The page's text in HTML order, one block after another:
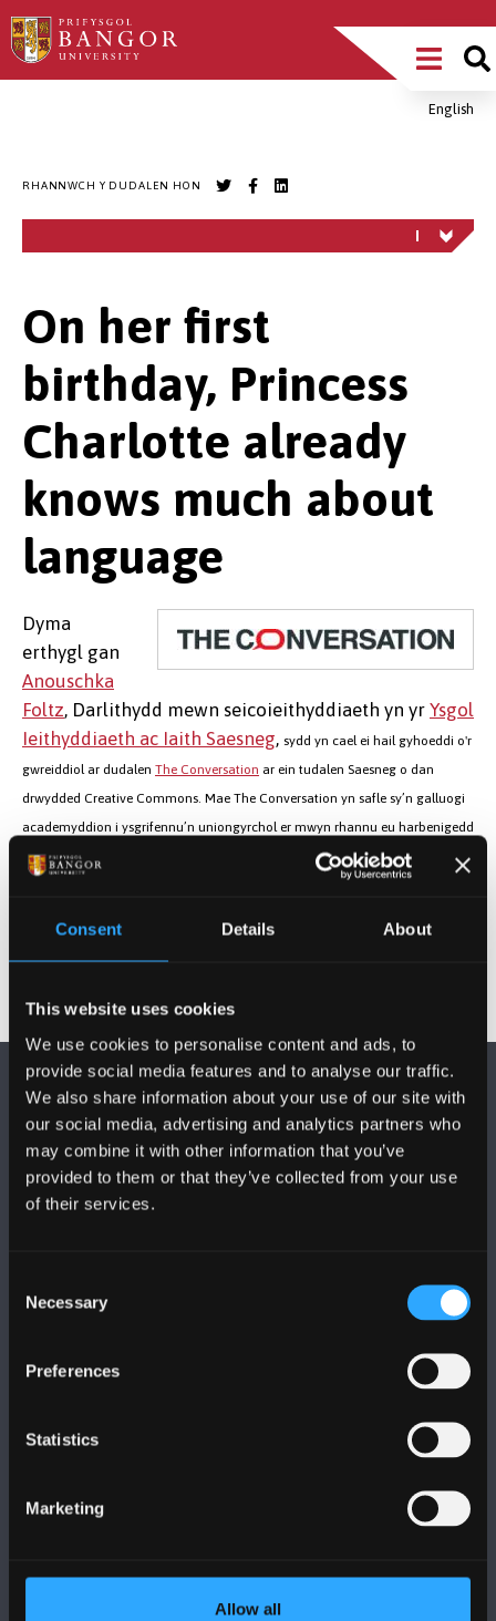
Consent Details About
This website uses cookies
We use cookies to personalise content and ads, to
provide social media features and to analyse our traffic.
We also share information about your use of our site with
our social media, advertising and analytics partners who
may combine it with other information that you’ve
provided to them or that they’ve collected from your use
of their services.
Selection
Necessary
Preferences
Statistics
Marketing
Allow all
Sgipiwch
i’r
Main
MenuEnglish
RHANNWCH Y DUDALEN HON
On her first
birthday, Princess
Charlotte already
knows much about
language
Dyma
erthygl gan
Anouschka
Foltz, Darlithydd mewn seicoieithyddiaeth yn yr Ysgol
Ieithyddiaeth ac Iaith Saesneg, sydd yn cael ei hail gyhoeddi o'r
gwreiddiol ar dudalen The Conversation ar ein tudalen Saesneg o dan
drwydded Creative Commons. Mae The Conversation yn safle sy’n galluogi
academyddion i ysgrifennu’n uniongyrchol er mwyn rhannu eu harbenigedd
gyda’r cyhoedd. Darllenwch yr
DILYNWCH NI
PRIFYSGOL BANGOR
Cysylltwch â Ni